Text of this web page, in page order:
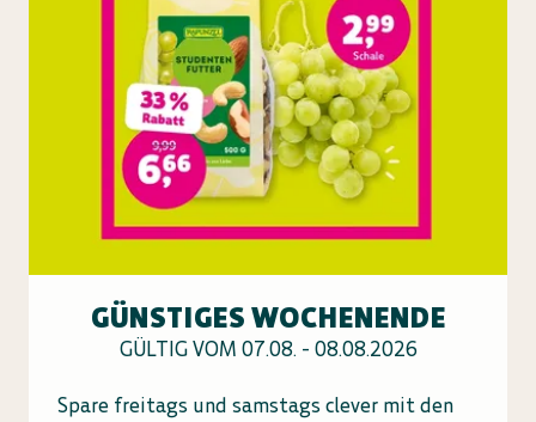
GÜNSTIGES WOCHENENDE
GÜLTIG VOM 07.08. - 08.08.2026
Spare freitags und samstags clever mit den